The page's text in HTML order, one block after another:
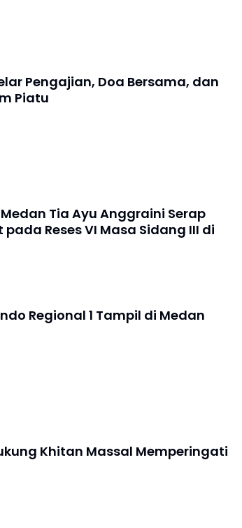
Pengajian, Doa Bersama, dan
Piatu
Tia Ayu Anggraini Serap
Reses VI Masa Sidang III di
Regional 1 Tampil di Medan
Khitan Massal Memperingati